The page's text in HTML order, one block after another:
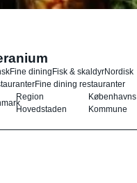
Fine diningFisk & skaldyrNordisk
Fine dining restauranter
Region
Hovedstaden
Københavns
Kommune